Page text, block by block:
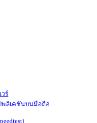
ร์
พลิเคชันบนมือถือ